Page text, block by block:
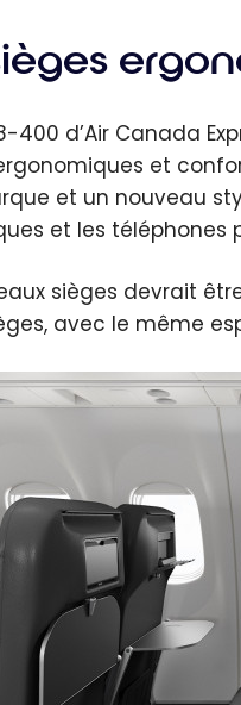
400 d’Air Canada
et
et un nouveau
et les téléphones
sièges devrait
avec le même